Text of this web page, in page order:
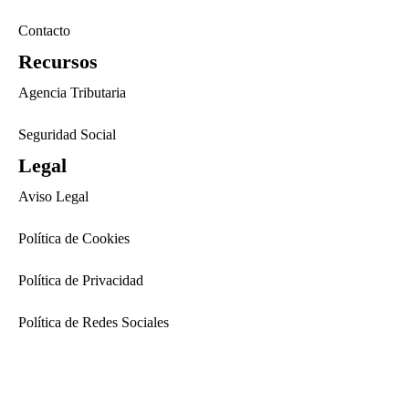
Contacto
Recursos
Agencia Tributaria
Seguridad Social
Legal
Aviso Legal
Política de Cookies
Política de Privacidad
Política de Redes Sociales